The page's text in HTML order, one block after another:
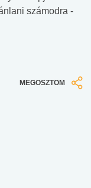
számodra -
MEGOSZTOM